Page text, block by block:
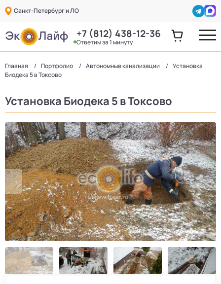
Санкт-Петербург и ЛО
+7 (812) 438-12-36
Ответим за 1 минуту
Главная Портфолио Автономные канализации
Установка
Биодека 5 в Токсово
Установка Биодека 5 в Токсово